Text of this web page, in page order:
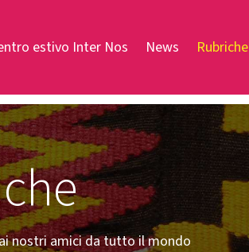
estivo Inter Nos News Rubriche
nostri amici da tutto il mondo